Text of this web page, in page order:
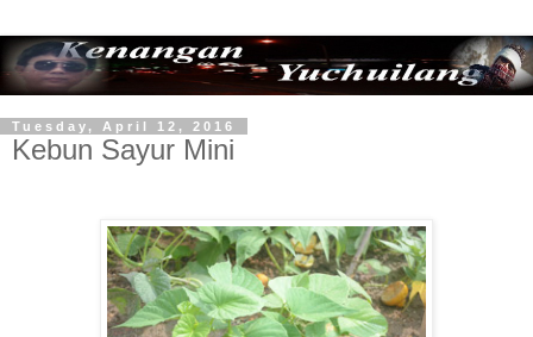
Tuesday, April 12, 2016
Kebun Sayur Mini